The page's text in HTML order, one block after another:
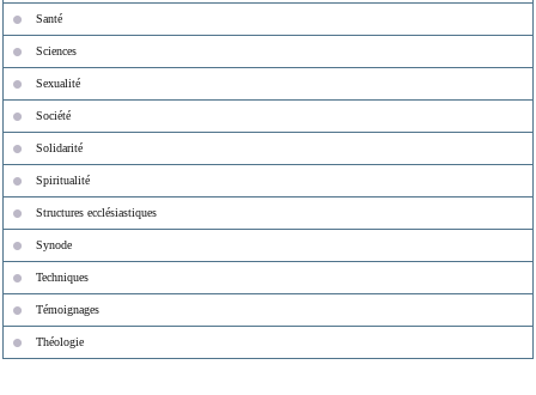
Santé
Sciences
Sexualité
Société
Solidarité
Spiritualité
Structures ecclésiastiques
Synode
Techniques
Témoignages
Théologie